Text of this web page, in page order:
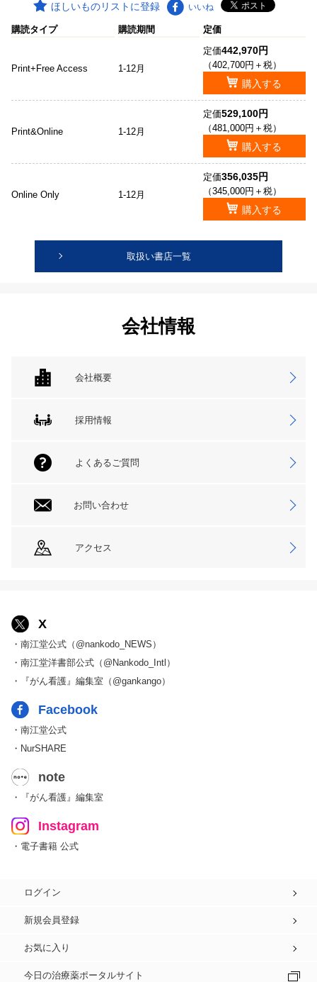
ほしいものリストに登録 いいね
購読タイプ 購読期間 定価
Print+Free Access 1-12月
定価442,970円
（402,700円＋税）
購入する
Print&Online 1-12月
定価529,100円
（481,000円＋税）
購入する
Online Only 1-12月
定価356,035円
（345,000円＋税）
購入する
取扱い書店一覧
会社情報
会社概要
採用情報
よくあるご質問
お問い合わせ
アクセス
X
・南江堂公式（@nankodo_NEWS）
・南江堂洋書部公式（@Nankodo_Intl）
・『がん看護』編集室（@gankango）
Facebook
・南江堂公式
・NurSHARE
note
・『がん看護』編集室
Instagram
・電子書籍 公式
ログイン
新規会員登録
お気に入り
今日の治療薬ポータルサイト